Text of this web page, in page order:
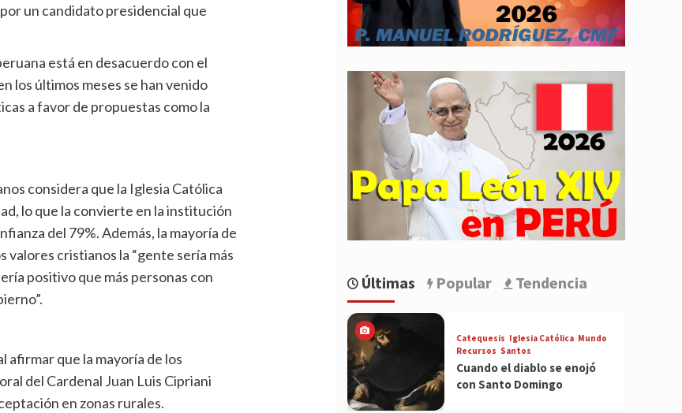
un candidato presidencial que
está en desacuerdo con el
los últimos meses se han venido
a favor de propuestas como la
considera que la Iglesia Católica
lo que la convierte en la institución
del 79%. Además, la mayoría de
valores cristianos la “gente sería más
positivo que más personas con
afirmar que la mayoría de los
del Cardenal Juan Luis Cipriani
en zonas rurales.
Últimas Popular Tendencia
Catequesis Iglesia Católica Mundo
Recursos Santos
Cuando el diablo se enojó
con Santo Domingo